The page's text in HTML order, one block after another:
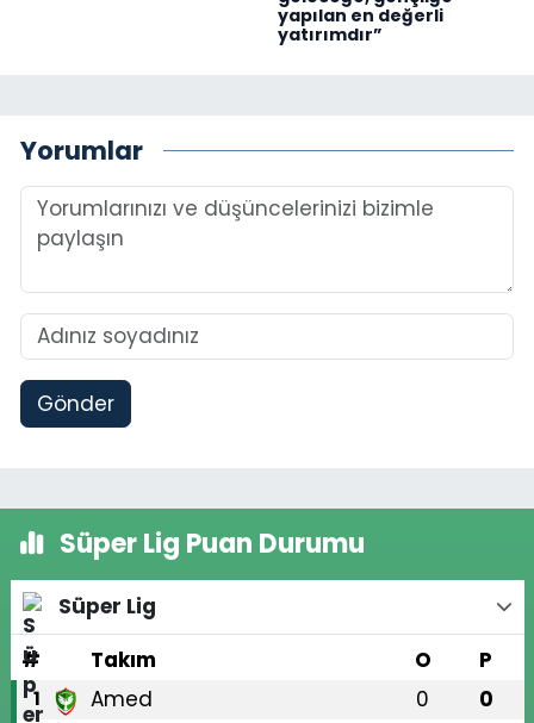
yapılan en değerli
yatırımdır”
Yorumlar
Gönder
Süper Lig Puan Durumu
Süper Lig
#
Takım O P
1 Amed 0 0